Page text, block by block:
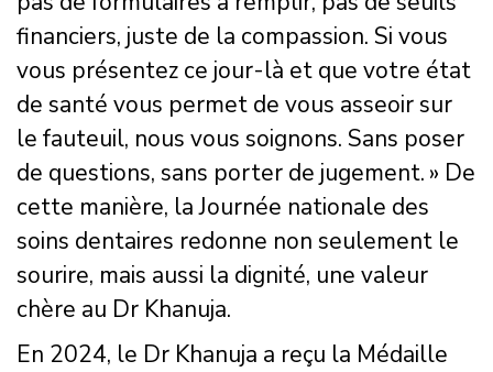
financiers, juste de la compassion. Si vous
vous présentez ce jour-là et que votre état
de santé vous permet de vous asseoir sur
le fauteuil, nous vous soignons. Sans poser
de questions, sans porter de jugement. » De
cette manière, la Journée nationale des
soins dentaires redonne non seulement le
sourire, mais aussi la dignité, une valeur
chère au Dr Khanuja.
En 2024, le Dr Khanuja a reçu la Médaille